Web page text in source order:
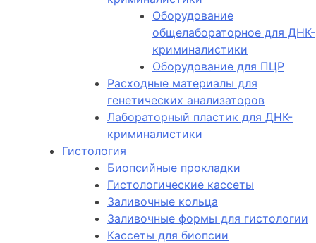
Оборудование
общелабораторное для ДНК-
криминалистики
Оборудование для ПЦР
Расходные материалы для
генетических анализаторов
Лабораторный пластик для ДНК-
криминалистики
Гистология
Биопсийные прокладки
Гистологические кассеты
Заливочные кольца
Заливочные формы для гистологии
Кассеты для биопсии